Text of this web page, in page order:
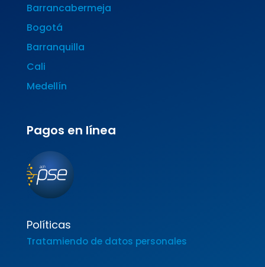
Barrancabermeja
Bogotá
Barranquilla
Cali
Medellín
Pagos en línea
Políticas
Tratamiendo de datos personales